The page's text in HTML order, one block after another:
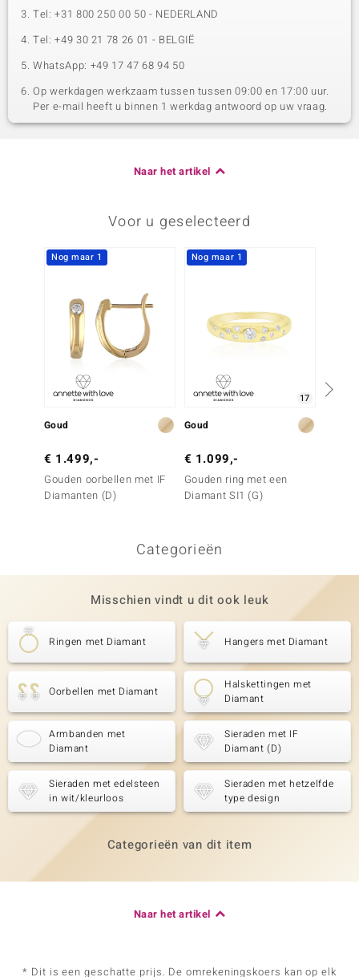
Tel: +31 800 250 00 50 - NEDERLAND
Tel: +49 30 21 78 26 01 - BELGIË
WhatsApp: +49 17 47 68 94 50
Op werkdagen werkzaam tussen tussen 09:00 en 17:00 uur.
Per e-mail heeft u binnen 1 werkdag antwoord op uw vraag.
Naar het artikel
Voor u geselecteerd
Nog maar 1
Goud
€ 1.499,-
Gouden oorbellen met IF
Diamanten (D)
Nog maar 1
17
Goud
€ 1.099,-
Gouden ring met een
Diamant SI1 (G)
Categorieën
Misschien vindt u dit ook leuk
Ringen met Diamant Hangers met Diamant
Oorbellen met Diamant
Halskettingen met
Diamant
Armbanden met
Diamant
Sieraden met IF
Diamant (D)
Sieraden met edelsteen
in wit/kleurloos
Sieraden met hetzelfde
type design
Categorieën van dit item
Naar het artikel
* Dit is een geschatte prijs. De omrekeningskoers kan op elk